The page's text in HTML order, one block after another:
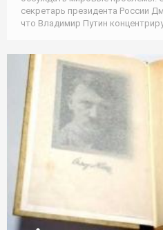
секретарь президента России
что Владимир Путин